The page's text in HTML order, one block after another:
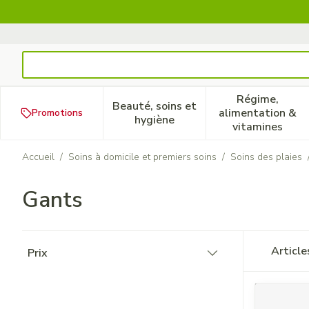
Promotions
Beauté, soins et
hygièneAfficher le sous-menu pour
Régime,
alimentation &
vitamines
Afficher
Accueil / Soins à domicile et premiers soins / Soins des plaies
Gants
Prix